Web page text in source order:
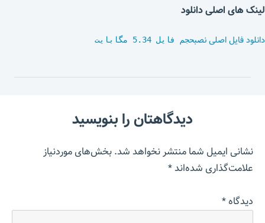
لینک های اصلی دانلود
دانلود فایل اصلی نصبحجم فایل 5.34 مگابایت
دیدگاهتان را بنویسید
نشانی ایمیل شما منتشر نخواهد شد.بخش‌های موردنیاز
علامت‌گذاری شده‌اند*
دیدگاه*